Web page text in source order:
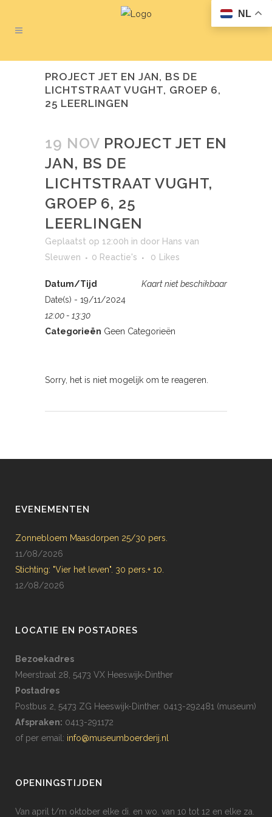
PROJECT JET EN JAN, BS DE
LICHTSTRAAT VUGHT, GROEP 6,
25 LEERLINGEN
19 NOV PROJECT JET EN
JAN, BS DE
LICHTSTRAAT VUGHT,
GROEP 6, 25
LEERLINGEN
Geplaatst op 12:00h in door Hans van
Sleuwen
0 Reactie's 0 Likes
Kaart niet beschikbaar
Datum/Tijd
Date(s) - 19/11/2024
12:00 - 13:30
Categorieën Geen Categorieën
Sorry, het is niet mogelijk om te reageren.
EVENEMENTEN
Zonnebloem Maasdorpen 25/30 pers.
11/08/2026
Stichting: "Vier het leven". 30 pers.+ 10.
12/08/2026
LOCATIE EN POSTADRES
Bezoekadres
Meerstraat 28, 5473 VX Heeswijk-Dinther
Postadres
Postbus 2, 5473 ZG Heeswijk-Dinther. 0413-292481 (museum)
Afspraken: 0413-291172
of per email: info@museumboerderij.nl
OPENINGSTIJDEN
Van april t/m oktober elke di. en wo. van 10 tot 12 en elke za.
NL